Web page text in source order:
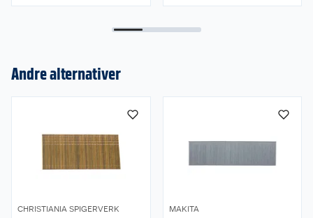
Andre alternativer
CHRISTIANIA SPIGERVERK MAKITA
Kundeservice
Butikker
Kontakt oss
Nyheter
Våre kjeder